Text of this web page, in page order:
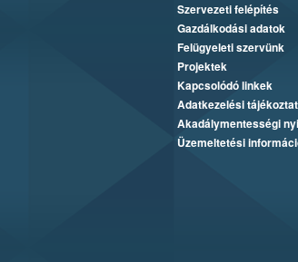
Szervezeti felépítés
Gazdálkodási adatok
Felügyeleti szervünk
Projektek
Kapcsolódó linkek
Adatkezelési
Akadálymentességi
Üzemeltetési